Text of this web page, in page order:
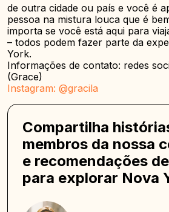
de outra cidade ou país e você é
pessoa na mistura louca que é
importa se você está aqui para
– todos podem fazer parte da
York.
Informações de contato: redes
(Grace)
Instagram: @gracila
Compartilha
membros da nossa
e recomendações
para explorar Nova